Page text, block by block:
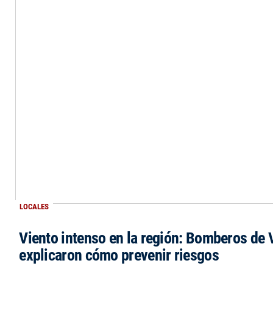
LOCALES
Viento intenso en la región: Bomberos de
explicaron cómo prevenir riesgos